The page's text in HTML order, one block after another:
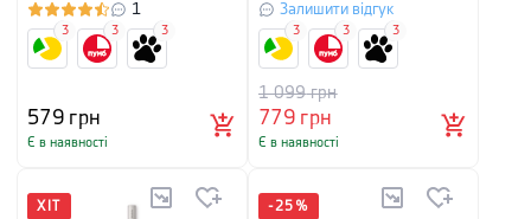
1
579грн
Є в наявності
3 3 3
Залишити відгук
779грн
1 099грн
Є в наявності
3 3 3
ХІТ -25 %